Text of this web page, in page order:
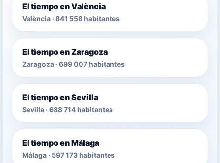
El tiempo en València
València · 841 558 habitantes
El tiempo en Zaragoza
Zaragoza · 699 007 habitantes
El tiempo en Sevilla
Sevilla · 688 714 habitantes
El tiempo en Málaga
Málaga · 597 173 habitantes